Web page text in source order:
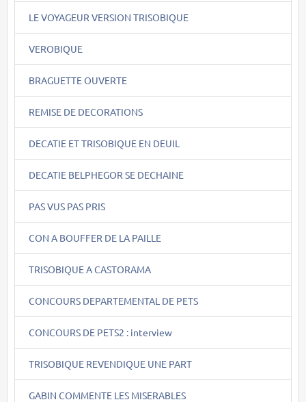
LE VOYAGEUR VERSION TRISOBIQUE
VEROBIQUE
BRAGUETTE OUVERTE
REMISE DE DECORATIONS
DECATIE ET TRISOBIQUE EN DEUIL
DECATIE BELPHEGOR SE DECHAINE
PAS VUS PAS PRIS
CON A BOUFFER DE LA PAILLE
TRISOBIQUE A CASTORAMA
CONCOURS DEPARTEMENTAL DE PETS
CONCOURS DE PETS2 : interview
TRISOBIQUE REVENDIQUE UNE PART
GABIN COMMENTE LES MISERABLES